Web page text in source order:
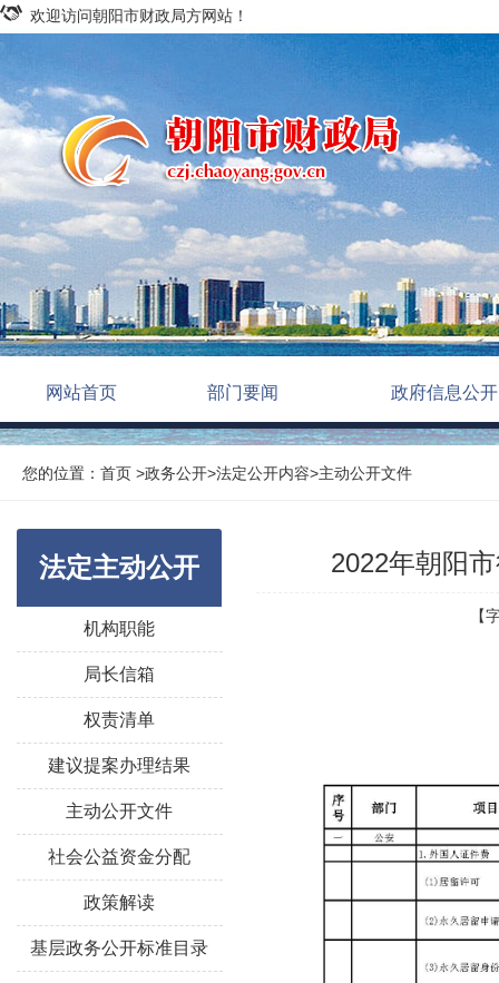
欢迎访问朝阳市财政局方网站！
网站首页 部门要闻 政府信息公开
您的位置： 首页 >政务公开>法定公开内容>主动公开文件
法定主动公开
机构职能
局长信箱
权责清单
建议提案办理结果
主动公开文件
社会公益资金分配
政策解读
基层政务公开标准目录
2022年朝阳
【